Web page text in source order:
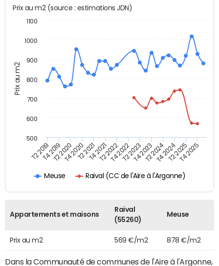
Prix au m2
Prix au m2 (source : estimations JDN)
Meuse Raival (CC de l'Aire à l'Argonne)
T2 2019T4 2019T2 2020T4 2020T2 2021T4 2021T2 2022T4 2022T2 2023T4 2023T2 2024T4 2024T2 2025T4 2025
500
600
700
800
900
1000
1100
Appartements et maisons
Raival
(55260)
Meuse
Prix au m2 569 €/m2 878 €/m2
Dans la Communauté de communes de l'Aire à l'Argonne,